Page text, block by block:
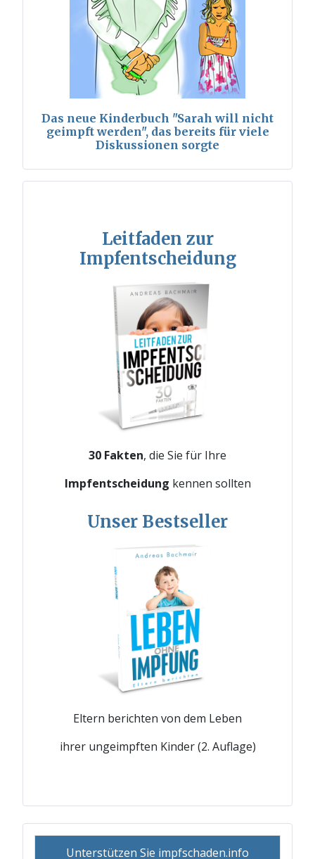
Das neue Kinderbuch "Sarah will nicht
geimpft werden", das bereits für viele
Diskussionen sorgte
Leitfaden zur
Impfentscheidung
30 Fakten, die Sie für Ihre
Impfentscheidung kennen sollten
Unser Bestseller
Eltern berichten von dem Leben
ihrer ungeimpften Kinder (2. Auflage)
Unterstützen Sie impfschaden.info